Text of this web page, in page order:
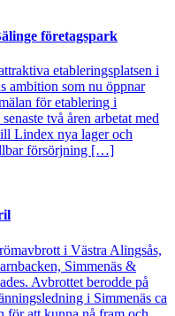
företagspark
etableringsplatsen i
ambition som nu öppnar
för etablering i
två åren arbetat med
Lindex nya lager och
försörjning […]
i Västra Alingsås,
Simmenäs &
Avbrottet berodde på
i Simmenäs ca